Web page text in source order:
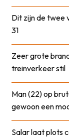
Dit zijn de twee
31
Zeer grote
treinverkeer stil
Man (22) op
gewoon een
Salar laat plots